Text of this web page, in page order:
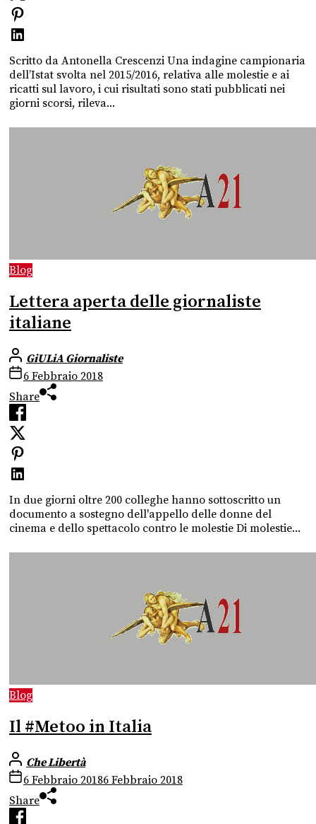
Scritto da Antonella Crescenzi Una indagine campionaria
dell’Istat svolta nel 2015/2016, relativa alle molestie e ai
ricatti sul lavoro, i cui risultati sono stati pubblicati nei
giorni scorsi, rileva...
Blog
Lettera aperta delle giornaliste
italiane
GiULiA Giornaliste
6 Febbraio 2018
Share
In due giorni oltre 200 colleghe hanno sottoscritto un
documento a sostegno dell'appello delle donne del
cinema e dello spettacolo contro le molestie Di molestie...
Blog
Il #Metoo in Italia
Che Libertà
6 Febbraio 20186 Febbraio 2018
Share